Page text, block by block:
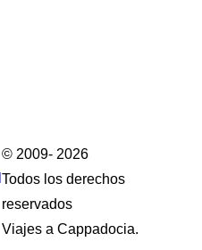
© 2009- 2026
Todos los derechos
reservados
Viajes a Cappadocia.